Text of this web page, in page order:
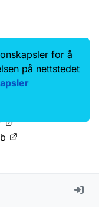
oss
for å
på nettstedet